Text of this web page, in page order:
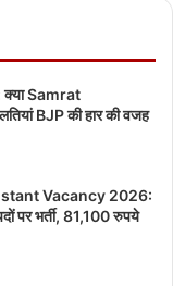
Samrat
BJP की हार की वजह
Vacancy 2026:
पर भर्ती, 81,100 रुपये